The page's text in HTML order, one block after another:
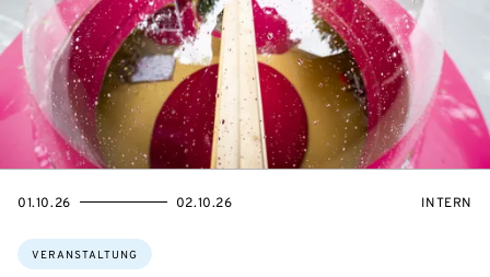
Themen:
VERANSTALTUNG
EVENTBEGINSON
01.10.26
EVENTENDSON 02.10.26 INTERN